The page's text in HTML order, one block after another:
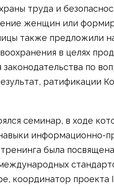
труда и
женщин или
также предложили
в целях
по
ратификации
семинар, в ходе
информационно-
была
координатор проекта